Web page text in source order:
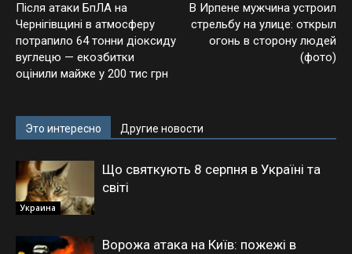
Після атаки БпЛА на
Чернігівщині в атмосферу
потрапило 64 тонни діоксиду
вуглецю — екозбитки
оцінили майже у 200 тис грн
В Ирпене мужчина устроил
стрельбу на улице: открыл
огонь в сторону людей
(фото)
Это интересно Другие новости
Украина
Що святкують 8 серпня в Україні та
світі
Ворожа атака на Київ: пожежі в